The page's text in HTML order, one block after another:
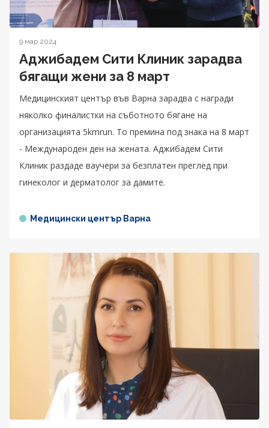
9 мар 2024
Аджибадем Сити Клиник зарадва
бягащи жени за 8 март
Медицинският център във Варна зарадва с награди
няколко финалистки на съботното бягане на
организацията 5kmrun. То премина под знака на 8 март
- Международен ден на жената. Аджибадем Сити
Клиник раздаде ваучери за безплатен преглед при
гинеколог и дерматолог за дамите.
Медицински център Варна